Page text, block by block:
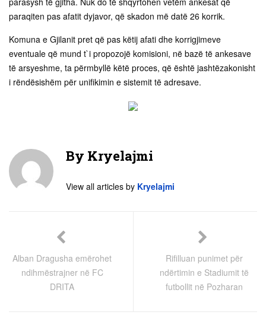
paraqiten pas afatit dyjavor, që skadon më datë 26 korrik.
Komuna e Gjilanit pret që pas këtij afati dhe korrigjimeve
eventuale që mund t`i propozojë komisioni, në bazë të ankesave
të arsyeshme, ta përmbyllë këtë proces, që është jashtëzakonisht
i rëndësishëm për unifikimin e sistemit të adresave.
By Kryelajmi
View all articles by Kryelajmi
Alban Dragusha emërohet
ndihmëstrajner në FC
DRITA
Rifilluan punimet për
ndërtimin e Stadiumit të
futbollit në Pozharan